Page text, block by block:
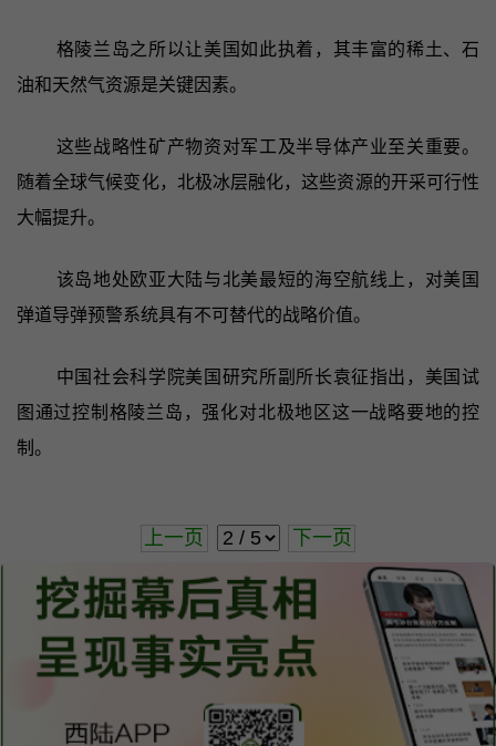
格陵兰岛之所以让美国如此执着，其丰富的稀土、石
油和天然气资源是关键因素。
这些战略性矿产物资对军工及半导体产业至关重要。
随着全球气候变化，北极冰层融化，这些资源的开采可行性
大幅提升。
该岛地处欧亚大陆与北美最短的海空航线上，对美国
弹道导弹预警系统具有不可替代的战略价值。
中国社会科学院美国研究所副所长袁征指出，美国试
图通过控制格陵兰岛，强化对北极地区这一战略要地的控
制。
上一页 下一页